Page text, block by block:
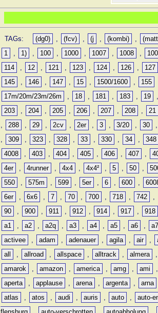
TAGs: (dg0) , (fcv) , (j , (kombi) ,
1
, 1) , 100 , 1000 , 1007 , 1008 ,
114
, 12 , 121 , 123 , 124 , 126 ,
127
145
, 146 , 147 , 15 , 1500/1600 , 155
17m/20m/23m/26m
, 18 , 181 , 183 , 19
203
, 204 , 205 , 206 , 207 , 208 ,
21
,
288 , 29 , 2cv , 2er , 3 , 3/20 , 30
,
309 , 323 , 328 , 33 , 330 , 34 ,
348
4008
, 403 , 404 , 405 , 406 , 407 ,
4er
, 4runner , 4x4 , 4x4² , 5 , 50 ,
550
, 575m , 599 , 5er , 6 , 600 ,
6er
, 6x6 , 7 , 70 , 700 , 718 , 742
,
90
, 900 , 911 , 912 , 914 , 917 ,
918
a1
, a2 , a2q , a3 , a4 , a5 , a6 ,
activee
, adam , adenauer , agila , air ,
all
, allroad , allspace , alltrack , almera
amarok
, amazon , america , amg , ami
aperta
, applause , arena , argenta , arna
atlas
, atos , audi , auris , auto ,
auto-